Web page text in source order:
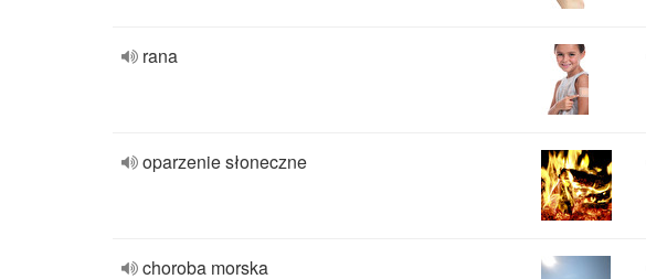
rana
oparzenie słoneczne
choroba morska